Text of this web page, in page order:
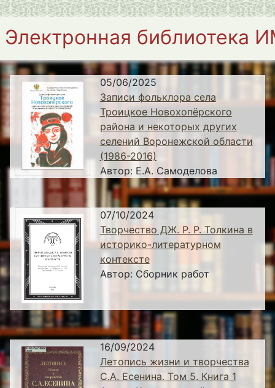
Электронная библиотека
05/06/2025
Записи фольклора села
Троицкое Новохопёрского
района и некоторых других
селений Воронежской области
(1986-2016)
Автор: Е.А. Самоделова
07/10/2024
Творчество ДЖ. Р. Р. Толкина в
историко-литературном
контексте
Автор: Сборник работ
16/09/2024
Летопись жизни и творчества
С.А. Есенина. Том 5. Книга 1